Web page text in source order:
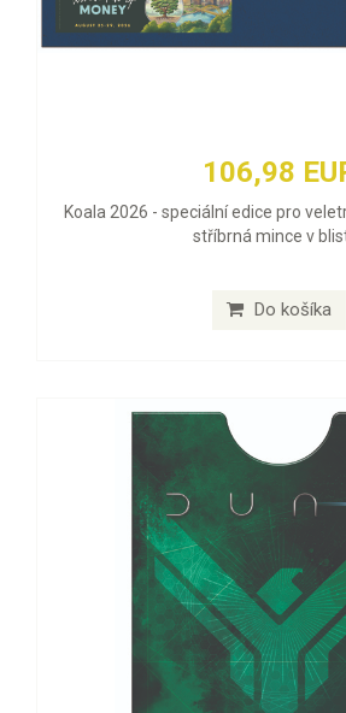
106,98
Koala 2026 - speciální edice pro
stříbrná mince v
Do košíka